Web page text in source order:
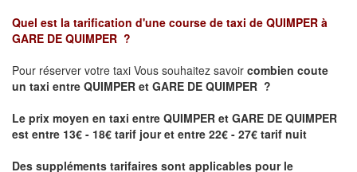
Quel est la tarification d'une course de taxi de QUIMPER à
GARE DE QUIMPER ?
Pour réserver votre taxi Vous souhaitez savoir combien coute
un taxi entre QUIMPER et GARE DE QUIMPER ?
Le prix moyen en taxi entre QUIMPER et GARE DE QUIMPER
est entre 13€ - 18€ tarif jour et entre 22€ - 27€ tarif nuit
Des suppléments tarifaires sont applicables pour le